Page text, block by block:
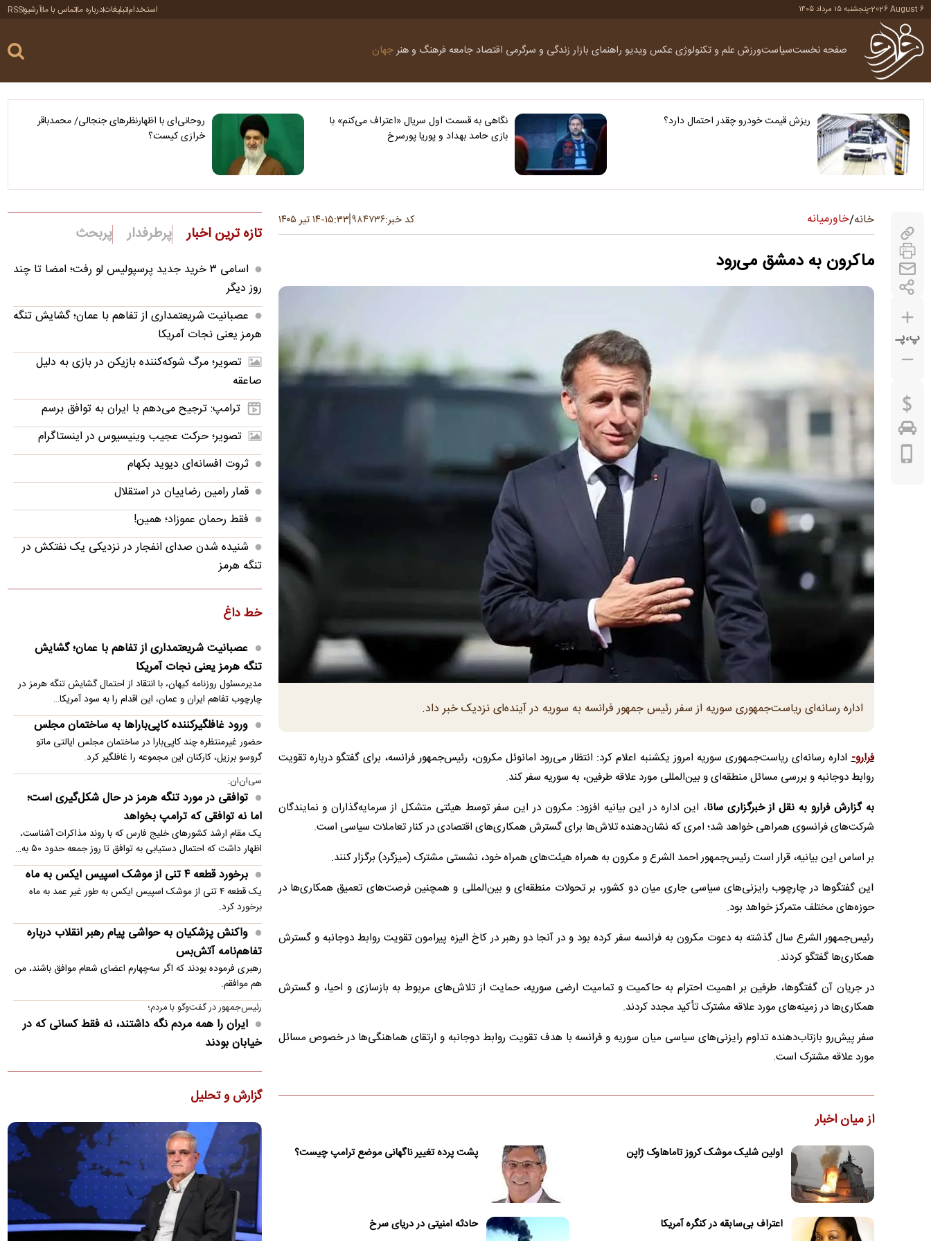
2026 August 6
-پنجشنبه ۱۵ مرداد ۱۴۰۵ استخدامتبلیغاتدرباره ماتماس با ماآرشیوRSS
صفحه نخستسیاستورزش علم و تکنولوژی عکس ویدیو راهنمای بازارزندگی و سرگرمی اقتصاد جامعهفرهنگ و هنرجهان
ریزش قیمت خودرو چقدر احتمال دارد؟
نگاهی به قسمت اول سریال «اعتراف می‌کنم» با
بازی حامد بهداد و پوریا پورسرخ
روحانی‌ای با اظهارنظرهای جنجالی/ محمدباقر
خرازی کیست؟
پ،پـ
خانه/خاورمیانه کد خبر:۹۸۴۷۳۶ ۱۵:۳۳-۱۴ تیر ۱۴۰۵
ماکرون به دمشق می‌رود
اداره رسانه‌ای ریاست‌جمهوری سوریه از سفر رئیس جمهور فرانسه به سوریه در آینده‌ای نزدیک خبر داد.
فرارو-اداره رسانه‌ای ریاست‌جمهوری سوریه امروز یکشنبه اعلام کرد: انتظار می‌رود امانوئل مکرون، رئیس‌جمهور فرانسه، برای گفتگو درباره تقویت
روابط دوجانبه و بررسی مسائل منطقه‌ای و بین‌المللی مورد علاقه طرفین، به سوریه سفر کند.
به گزارش فرارو به نقل از خبرگزاری سانا، این اداره در این بیانیه‌ افزود: مکرون در این سفر توسط هیئتی متشکل از سرمایه‌گذاران و نمایندگان
شرکت‌های فرانسوی همراهی خواهد شد؛ امری که نشان‌دهنده تلاش‌ها برای گسترش همکاری‌های اقتصادی در کنار تعاملات سیاسی است.
بر اساس این بیانیه، قرار است رئیس‌جمهور احمد الشرع و مکرون به همراه هیئت‌های همراه خود، نشستی مشترک (میزگرد) برگزار کنند.
این گفتگوها در چارچوب رایزنی‌های سیاسی جاری میان دو کشور، بر تحولات منطقه‌ای و بین‌المللی و همچنین فرصت‌های تعمیق همکاری‌ها در
حوزه‌های مختلف متمرکز خواهد بود.
رئیس‌جمهور الشرع سال گذشته به دعوت مکرون به فرانسه سفر کرده بود و در آنجا دو رهبر در کاخ الیزه پیرامون تقویت روابط دوجانبه و گسترش
همکاری‌ها گفتگو کردند.
در جریان آن گفتگوها، طرفین بر اهمیت احترام به حاکمیت و تمامیت ارضی سوریه، حمایت از تلاش‌های مربوط به بازسازی و احیا، و گسترش
همکاری‌ها در زمینه‌های مورد علاقه مشترک تأکید مجدد کردند.
سفر پیش‌رو بازتاب‌دهنده تداوم رایزنی‌های سیاسی میان سوریه و فرانسه با هدف تقویت روابط دوجانبه و ارتقای هماهنگی‌ها در خصوص مسائل
مورد علاقه مشترک است.
از میان اخبار
اولین شلیک موشک کروز تاماهاوک ژاپن پشت پرده تغییر ناگهانی موضع ترامپ چیست؟
اعتراف بی‌سابقه در کنگره آمریکا حادثه امنیتی در دریای سرخ
تازه ترین اخبار پرطرفدار پربحث
اسامی ۳ خرید جدید پرسپولیس لو رفت؛ امضا تا چند
روز دیگر
عصبانیت شریعتمداری از تفاهم با عمان؛ گشایش تنگه
هرمز یعنی نجات آمریکا
تصویر؛ مرگ شوکه‌کننده بازیکن در بازی به دلیل
صاعقه
ترامپ: ترجیح می‌دهم با ایران به توافق برسم
تصویر؛ حرکت عجیب وینیسیوس در اینستاگرام
ثروت افسانه‌‌ای دیوید بکهام
قمار رامین رضاییان در استقلال
فقط رحمان عموزاد؛ همین!
شنیده شدن صدای انفجار در نزدیکی یک نفتکش در
تنگه هرمز
ریزش قیمت خودرو چقدر احتمال دارد؟
ورود غافلگیرکننده کاپی‌باراها به ساختمان مجلس
اولین شلیک موشک کروز تاماهاوک ژاپن
اشتباه محاسباتی شود، جنگ فرسایشی خواهیم
داشت
اراده صلح بر طبل جنگ پیروز شد / بازی «باخت-
باخت» تغییر می‌کند؟
پشت پرده تغییر ناگهانی موضع ترامپ چیست؟
خط داغ
عصبانیت شریعتمداری از تفاهم با عمان؛ گشایش
تنگه هرمز یعنی نجات آمریکا
مدیرمسئول روزنامه کیهان، با انتقاد از احتمال گشایش تنگه هرمز در
چارچوب تفاهم ایران و عمان، این اقدام را به سود آمریکا…
ورود غافلگیرکننده کاپی‌باراها به ساختمان مجلس
حضور غیرمنتظره چند کاپی‌بارا در ساختمان مجلس ایالتی ماتو
گروسو برزیل، کارکنان این مجموعه را غافلگیر کرد.
سی‌ان‌ان:
توافقی در مورد تنگه هرمز در حال شکل‌گیری است؛
اما نه توافقی که ترامپ بخواهد
یک مقام ارشد کشورهای خلیج فارس که با روند مذاکرات آشناست،
اظهار داشت که احتمال دستیابی به توافق تا روز جمعه حدود ۵۰ به…
برخورد قطعه ۴ تنی از موشک اسپیس ایکس به ماه
یک قطعه ۴ تنی از موشک اسپیس ایکس به طور غیر عمد به ماه
برخورد کرد.
واکنش پزشکیان به حواشی پیام رهبر انقلاب درباره
تفاهم‌نامه آتش‌بس
رهبری فرموده بودند که اگر سه‌چهارم اعضای شعام موافق باشند، من
هم موافقم.
رئیس‌جمهور در گفت‌وگو با مردم؛
ایران را همه مردم نگه داشتند، نه فقط کسانی که در
خیابان بودند
دشمن برای فروپاشی ایران، گفت: اگر تا امروز مانده‌ایم،…
افشاگری کاناوارو درباره مشکل ستاره استقلال؛
ماشاریپوف دیسک کمر دارد؟!
فابیو کاناوارو با تشریح تلاش‌های انجام‌شده برای رساندن جلال‌الدین
ماشاریپوف به جام جهانی تأکید کرد که برخلاف تصورها،…
کنوانسیون دریای خزر چیست و سهم ایران از آن چه
می‌شود؟
دولت لایحه الحاق ایران به کنوانسیون حقوقی دریای خزر را پس از
هشت سال به مجلس ارسال کرد. جزئیات این کنوانسیون، روند…
گزارش و تحلیل